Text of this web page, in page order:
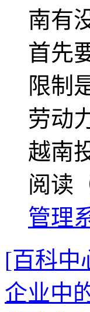
南有
首先
限制
劳动
越南
阅读
管理
[百科中
企业中